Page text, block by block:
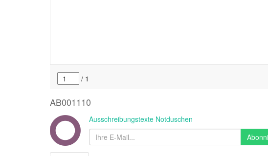
AB001110
Ausschreibungstexte Notduschen